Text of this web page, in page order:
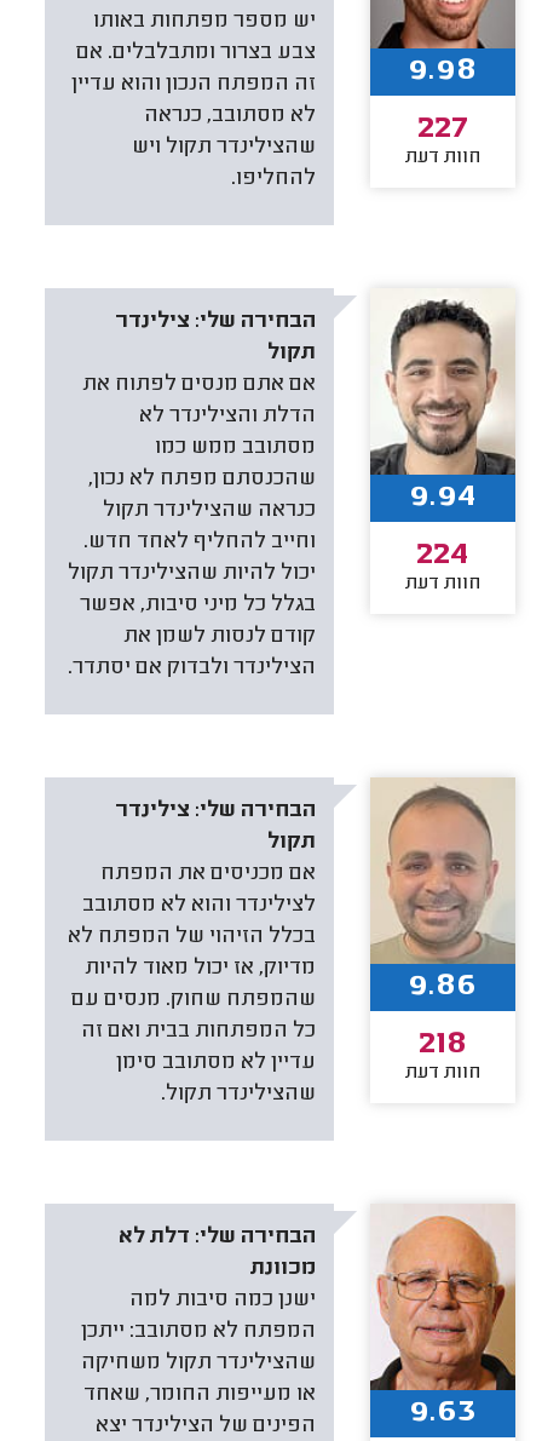
יש מספר מפתחות באותו
צבע בצרור ומתבלבלים. אם
זה המפתח הנכון והוא עדיין
לא מסתובב, כנראה
שהצילינדר תקול ויש
להחליפו.
9.98
227
חוות דעת
הבחירה שלי: צילינדר
תקול
אם אתם מנסים לפתוח את
הדלת והצילינדר לא
מסתובב ממש כמו
שהכנסתם מפתח לא נכון,
כנראה שהצילינדר תקול
וחייב להחליף לאחד חדש.
יכול להיות שהצילינדר תקול
בגלל כל מיני סיבות, אפשר
קודם לנסות לשמן את
הצילינדר ולבדוק אם יסתדר.
9.94
224
חוות דעת
הבחירה שלי: צילינדר
תקול
אם מכניסים את המפתח
לצילינדר והוא לא מסתובב
בכלל הזיהוי של המפתח לא
מדיוק, אז יכול מאוד להיות
שהמפתח שחוק. מנסים עם
כל המפתחות בבית ואם זה
עדיין לא מסתובב סימן
שהצילינדר תקול.
9.86
218
חוות דעת
הבחירה שלי: דלת לא
מכוונת
ישנן כמה סיבות למה
המפתח לא מסתובב: ייתכן
שהצילינדר תקול משחיקה
או מעייפות החומר, שאחד
הפינים של הצילינדר יצא
9.63